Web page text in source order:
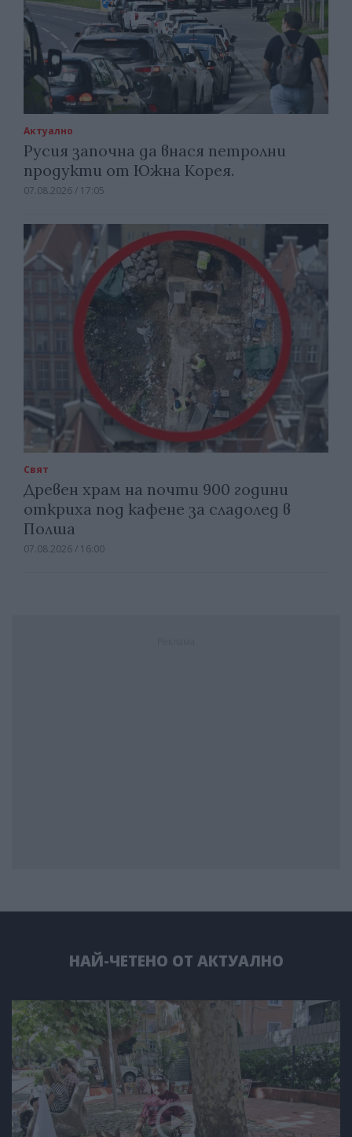
Актуално
Русия започна да внася петролни
продукти от Южна Корея.
07.08.2026 / 17:05
Свят
Древен храм на почти 900 години
откриха под кафене за сладолед в
Полша
07.08.2026 / 16:00
НАЙ-ЧЕТЕНО ОТ АКТУАЛНО